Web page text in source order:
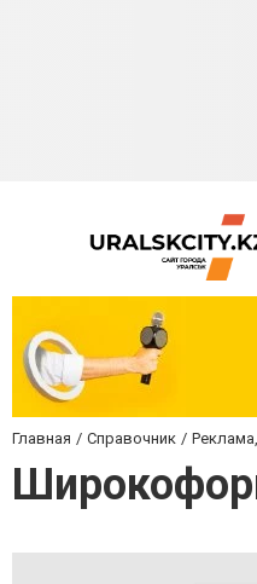
Главная Справочник